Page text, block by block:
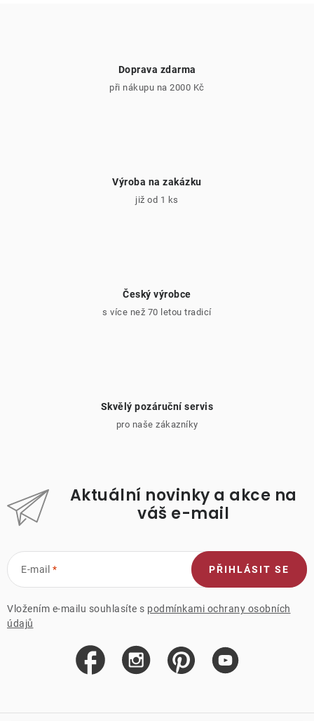
Doprava zdarma
při nákupu na 2000 Kč
Výroba na zakázku
již od 1 ks
Český výrobce
s více než 70 letou tradicí
Skvělý pozáruční servis
pro naše zákazníky
Aktuální novinky a akce na
váš e-mail
E-mail
Vložením e-mailu souhlasíte s podmínkami ochrany osobních
údajů
PŘIHLÁSIT SE